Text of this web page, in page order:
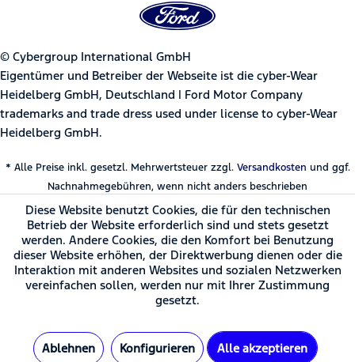
© Cybergroup International GmbH
Eigentümer und Betreiber der Webseite ist die cyber-Wear
Heidelberg GmbH, Deutschland | Ford Motor Company
trademarks and trade dress used under license to cyber-Wear
Heidelberg GmbH.
* Alle Preise inkl. gesetzl. Mehrwertsteuer zzgl. Versandkosten und ggf.
Nachnahmegebühren, wenn nicht anders beschrieben
Diese Website benutzt Cookies, die für den technischen
Betrieb der Website erforderlich sind und stets gesetzt
werden. Andere Cookies, die den Komfort bei Benutzung
dieser Website erhöhen, der Direktwerbung dienen oder die
Interaktion mit anderen Websites und sozialen Netzwerken
vereinfachen sollen, werden nur mit Ihrer Zustimmung
gesetzt.
Ablehnen Konfigurieren Alle akzeptieren